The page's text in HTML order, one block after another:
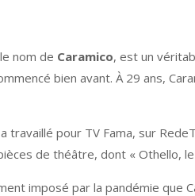
nom de Caramico, est un
bien avant. À 29 ans,
travaillé pour TV Fama, sur
de théâtre, dont « Othello,
imposé par la pandémie que